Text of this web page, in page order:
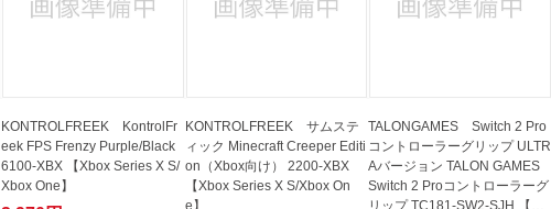
KONTROLFREEK KontrolFr
eek FPS Frenzy Purple/Black
6100-XBX 【Xbox Series X S/
Xbox One】
KONTROLFREEK サムステ
ィック Minecraft Creeper Editi
on（Xbox向け） 2200-XBX
【Xbox Series X S/Xbox On
TALONGAMES Switch 2 Pro
コントローラーグリップ ULTR
Aバージョン TALON GAMES
Switch 2 Proコントローラーグ